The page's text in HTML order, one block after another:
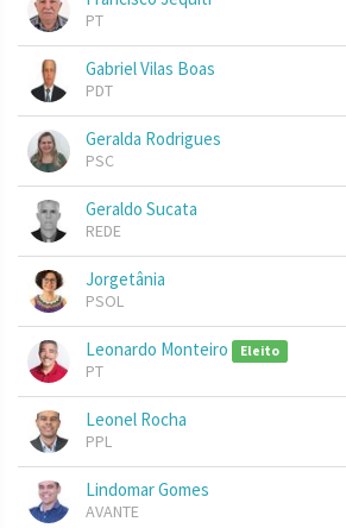
PT
Gabriel Vilas Boas
PDT
Geralda Rodrigues
PSC
Geraldo Sucata
REDE
Jorgetânia
PSOL
Leonardo Monteiro Eleito
PT
Leonel Rocha
PPL
Lindomar Gomes
AVANTE